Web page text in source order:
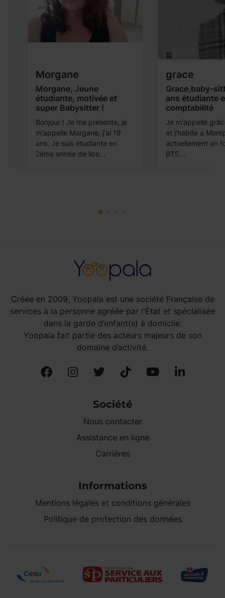
Morgane
Morgane, Jeune
étudiante, motivée et
super Babysitter !
Bonjour ! Je me présente, je
m'appelle Morgane, j'ai 19
ans. Je suis étudiante en
2ème année de lice...
grace
Grace,baby-
ans étudiante
comptabilité
Je m'appelle
et j'habite a
actuellement en
BTS...
Créée en 2009, Yoopala est une société Française de
services à la personne agréée par l'État et spécialisée
dans la garde d’enfant(s) à domicile.
Yoopala fait partie des acteurs majeurs de son
domaine d’activité.
Société
Nous contacter
Assistance en ligne
Carrières
Informations
Mentions légales et conditions générales
Politique de protection des données